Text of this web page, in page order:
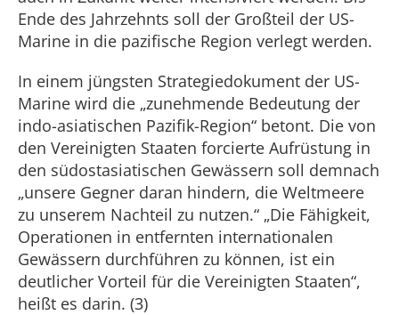
Ende des Jahrzehnts soll der Großteil der US-
Marine in die pazifische Region verlegt werden.
In einem jüngsten Strategiedokument der US-
Marine wird die „zunehmende Bedeutung der
indo-asiatischen Pazifik-Region“ betont. Die von
den Vereinigten Staaten forcierte Aufrüstung in
den südostasiatischen Gewässern soll demnach
„unsere Gegner daran hindern, die Weltmeere
zu unserem Nachteil zu nutzen.“ „Die Fähigkeit,
Operationen in entfernten internationalen
Gewässern durchführen zu können, ist ein
deutlicher Vorteil für die Vereinigten Staaten“,
heißt es darin. (3)